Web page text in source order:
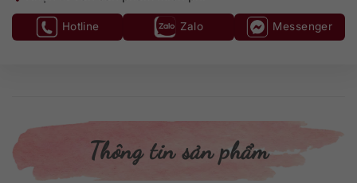
Hotline Zalo Messenger
Thông tin sản phẩm